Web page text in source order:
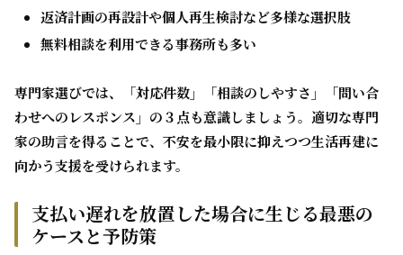
返済計画の再設計や個人再生検討など多様な選択肢
無料相談を利用できる事務所も多い
専門家選びでは、「対応件数」「相談のしやすさ」「問い合
わせへのレスポンス」の３点も意識しましょう。適切な専門
家の助言を得ることで、不安を最小限に抑えつつ生活再建に
向かう支援を受けられます。
支払い遅れを放置した場合に生じる最悪の
ケースと予防策